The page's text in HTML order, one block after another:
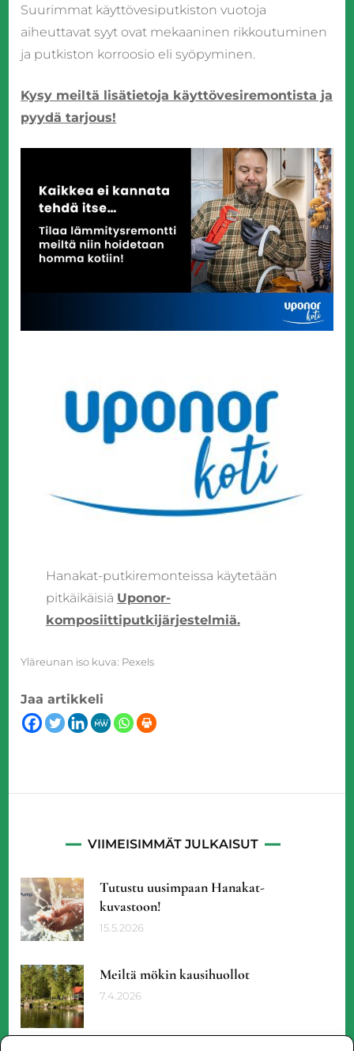
Suurimmat käyttövesiputkiston vuotoja
aiheuttavat syyt ovat mekaaninen rikkoutuminen
ja putkiston korroosio eli syöpyminen.
Kysy meiltä lisätietoja käyttövesiremontista ja
pyydä tarjous!
Hanakat-putkiremonteissa käytetään
pitkäikäisiä Uponor-
komposiittiputkijärjestelmiä.
Yläreunan iso kuva: Pexels
Jaa artikkeli
VIIMEISIMMÄT JULKAISUT
Tutustu uusimpaan Hanakat-
kuvastoon!
15.5.2026
Meiltä mökin kausihuollot
7.4.2026